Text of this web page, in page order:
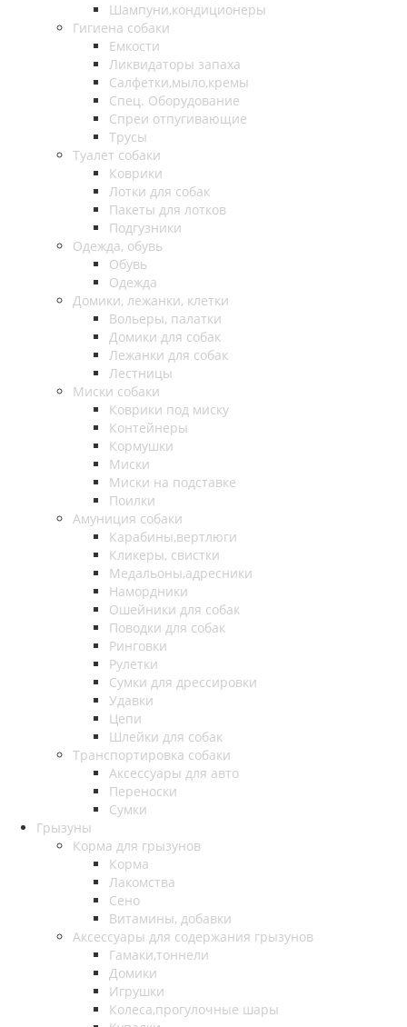
Шампуни,кондиционеры
Гигиена собаки
Емкости
Ликвидаторы запаха
Салфетки,мыло,кремы
Спец. Оборудование
Спреи отпугивающие
Трусы
Туалет собаки
Коврики
Лотки для собак
Пакеты для лотков
Подгузники
Одежда, обувь
Обувь
Одежда
Домики, лежанки, клетки
Вольеры, палатки
Домики для собак
Лежанки для собак
Лестницы
Миски собаки
Коврики под миску
Контейнеры
Кормушки
Миски
Миски на подставке
Поилки
Амуниция собаки
Карабины,вертлюги
Кликеры, свистки
Медальоны,адресники
Намордники
Ошейники для собак
Поводки для собак
Ринговки
Рулетки
Сумки для дрессировки
Удавки
Цепи
Шлейки для собак
Транспортировка собаки
Аксессуары для авто
Переноски
Сумки
Грызуны
Корма для грызунов
Корма
Лакомства
Сено
Витамины, добавки
Аксессуары для содержания грызунов
Гамаки,тоннели
Домики
Игрушки
Колеса,прогулочные шары